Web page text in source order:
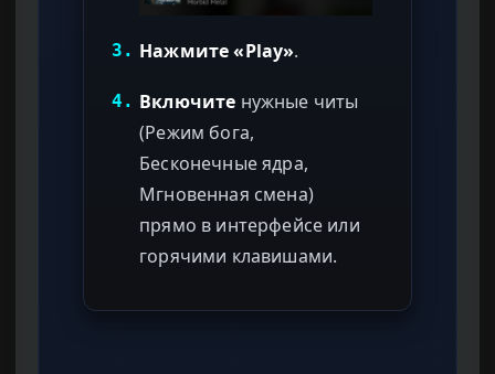
3. Нажмите «Play».
4. Включите нужные читы
(Режим бога,
Бесконечные ядра,
Мгновенная смена)
прямо в интерфейсе или
горячими клавишами.